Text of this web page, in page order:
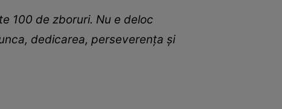
100 de zboruri. Nu e deloc
dedicarea, perseverența și